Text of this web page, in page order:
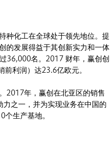
种化工在全球处于领先地位。提
的发展得益于其创新实力和一体
36,000名。2017 财年，赢创创
利润）达23.6亿欧元。
2017年，赢创在北亚区的销售
之一，并为实现业务在中国的
生产基地。